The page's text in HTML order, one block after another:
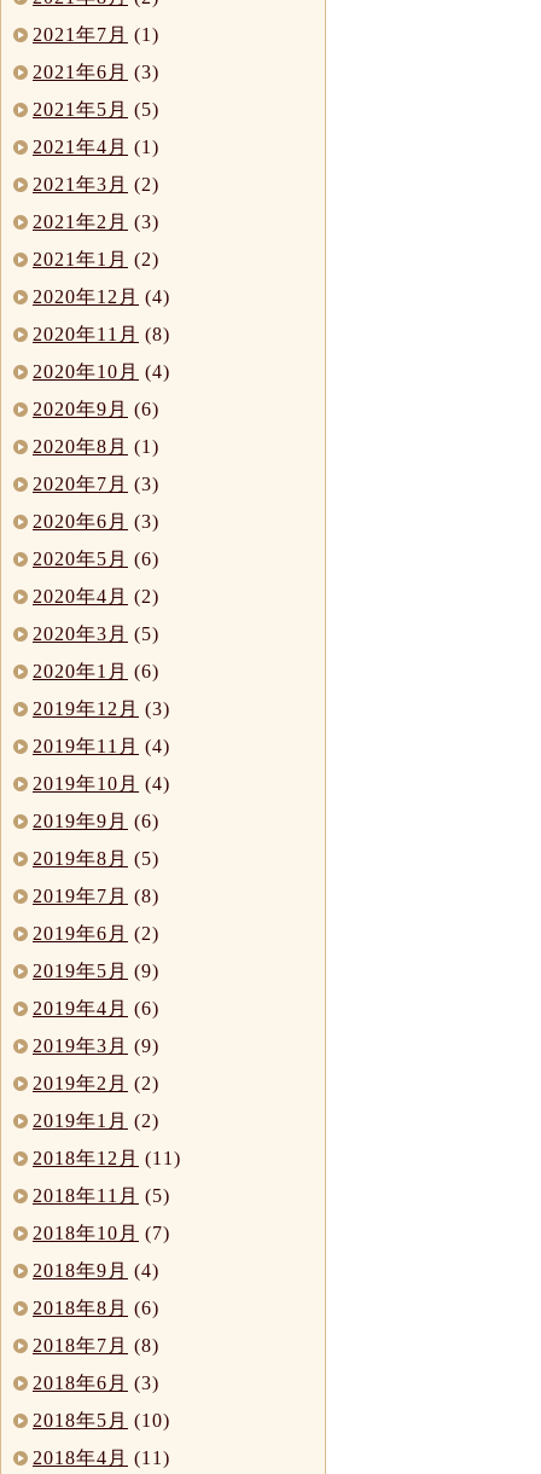
2021年7月 (1)
2021年6月 (3)
2021年5月 (5)
2021年4月 (1)
2021年3月 (2)
2021年2月 (3)
2021年1月 (2)
2020年12月 (4)
2020年11月 (8)
2020年10月 (4)
2020年9月 (6)
2020年8月 (1)
2020年7月 (3)
2020年6月 (3)
2020年5月 (6)
2020年4月 (2)
2020年3月 (5)
2020年1月 (6)
2019年12月 (3)
2019年11月 (4)
2019年10月 (4)
2019年9月 (6)
2019年8月 (5)
2019年7月 (8)
2019年6月 (2)
2019年5月 (9)
2019年4月 (6)
2019年3月 (9)
2019年2月 (2)
2019年1月 (2)
2018年12月 (11)
2018年11月 (5)
2018年10月 (7)
2018年9月 (4)
2018年8月 (6)
2018年7月 (8)
2018年6月 (3)
2018年5月 (10)
2018年4月 (11)